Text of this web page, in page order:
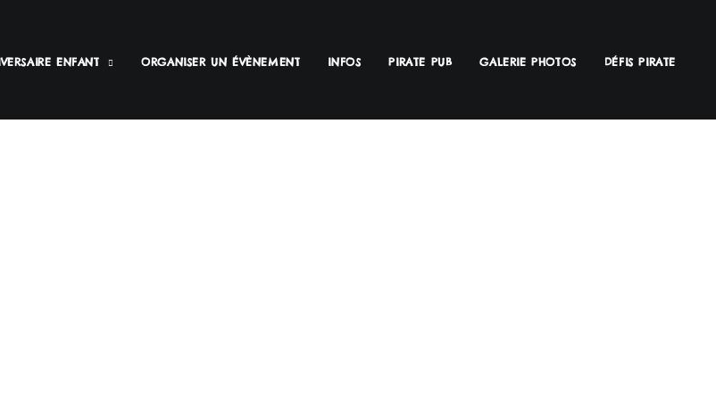
ENFANT ORGANISER UN ÉVÈNEMENT INFOS PIRATE PUB GALERIE PHOTOS DÉFIS PIRATE